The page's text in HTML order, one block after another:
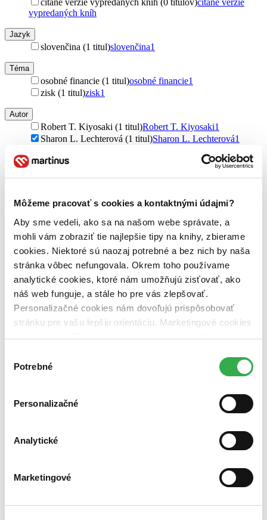
Môžeme pracovať s cookies a kontaktnými údajmi?
Aby sme vedeli, ako sa na našom webe správate, a
mohli vám zobraziť tie najlepšie tipy na knihy, zbierame
cookies. Niektoré sú naozaj potrebné a bez nich by naša
stránka vôbec nefungovala. Okrem toho používame
analytické cookies, ktoré nám umožňujú zisťovať, ako
náš web funguje, a stále ho pre vás zlepšovať.
Personalizačné cookies nám dovoľujú prispôsobovať
stránku pre vašu lepšiu orientáciu. Marketingové cookies
nám zas umožňujú zobrazenie relevantnej reklamy.
nám pomohlo, keby sme mohli používať všetky tieto
súhlasu
Potrebné
Personalizačné
Analytické
Marketingové
vypredaných kníh
Jazyk
slovenčina (1 titul)slovenčina1
Téma
osobné financie (1 titul)osobné financie1
zisk (1 titul)zisk1
Autor
Robert T. Kiyosaki (1 titul)Robert T. Kiyosaki1
Sharon L. Lechterová (1 titul)Sharon L. Lechterová1
Vydavateľstvo
pevná väzba (1 titul)pevná väzba1
Zúžiť výber
Zoradiť
Bestsellery
Top hodnotené
Najdrahšie
Najvyššia zľava
Zrušiť filtre